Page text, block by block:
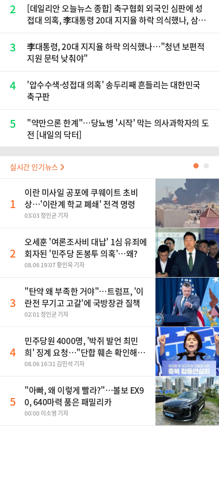
2
[데일리안 오늘뉴스 종합] 축구협회 외국인 심판에 성
접대 의혹, 李대통령 20대 지지율 하락 의식했나, 삼전
재점화, 김민석 "과반 승리 가능성 99%" 등
3
李대통령, 20대 지지율 하락 의식했나…"청년 보편적
지원 문턱 낮춰야"
4
'압수수색·성접대 의혹' 송두리째 흔들리는 대한민국
축구판
5
"약만으론 한계"…당뇨병 '시작' 막는 의사과학자의 도
전 [내일의 닥터]
실시간 인기뉴스 ●
1
이란 미사일 공포에 쿠웨이트 초비
상…'이란계 학교 폐쇄' 전격 명령
03:03 정인균 기자
2
오세훈 '여론조사비 대납' 1심 유죄에
회자된 '민주당 돈봉투 의혹'…왜?
08.06 19:07 황인욱 기자
3
"탄약 왜 부족한 거야"…트럼프, '이
란전 무기고 고갈'에 국방장관 질책
02:01 정인균 기자
4
민주당원 4000명, '박쥐 발언 최민
희' 징계 요청…"단합 훼손 확인해
야"
08.06 16:31 김민석 기자
5
"아빠, 왜 이렇게 빨라?"…볼보 EX9
0, 640마력 품은 패밀리카
00:00 이소영 기자